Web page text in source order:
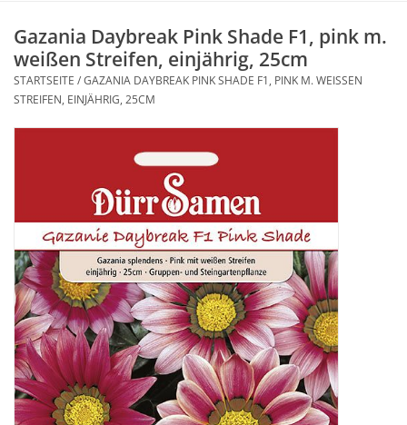
Kräuter
BIO
Für Kinder
Geschenkideen
Katalog
Gazania Daybreak Pink Shade F1, pink m.
weißen Streifen, einjährig, 25cm
STARTSEITE /GAZANIA DAYBREAK PINK SHADE F1, PINK M. WEISSEN S
TREIFEN, EINJÄHRIG, 25CM